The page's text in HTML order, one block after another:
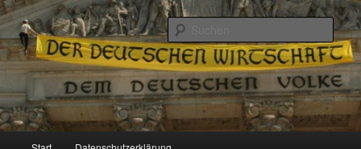
Reizzentrum
Politik, Wirtschaft, Soziales und Gesellschaft